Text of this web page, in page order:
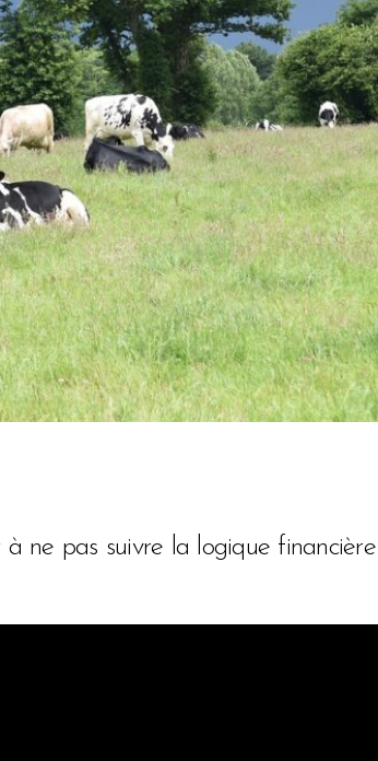
à ne pas suivre la logique